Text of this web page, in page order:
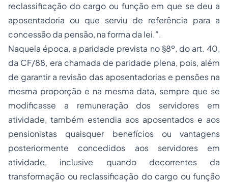
reclassificação do cargo ou função em que se deu a
aposentadoria ou que serviu de referência para a
concessão da pensão, na forma da lei.”.
Naquela época, a paridade prevista no §8º, do art. 40,
da CF/88, era chamada de paridade plena, pois, além
de garantir a revisão das aposentadorias e pensões na
mesma proporção e na mesma data, sempre que se
modificasse a remuneração dos servidores em
atividade, também estendia aos aposentados e aos
pensionistas quaisquer benefícios ou vantagens
posteriormente concedidos aos servidores em
atividade, inclusive quando decorrentes da
transformação ou reclassificação do cargo ou função